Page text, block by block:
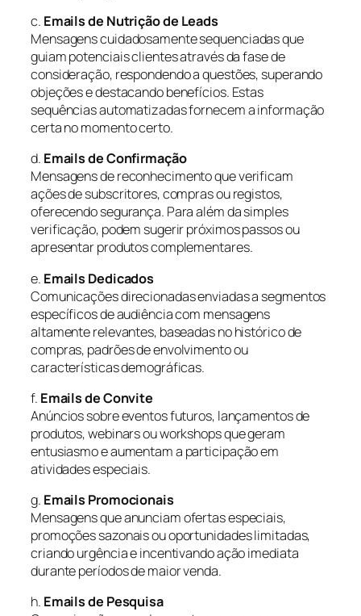
c. Emails de Nutrição de Leads
Mensagens cuidadosamente sequenciadas que
guiam potenciais clientes através da fase de
consideração, respondendo a questões, superando
objeções e destacando benefícios. Estas
sequências automatizadas fornecem a informação
certa no momento certo.
d. Emails de Confirmação
Mensagens de reconhecimento que verificam
ações de subscritores, compras ou registos,
oferecendo segurança. Para além da simples
verificação, podem sugerir próximos passos ou
apresentar produtos complementares.
e. Emails Dedicados
Comunicações direcionadas enviadas a segmentos
específicos de audiência com mensagens
altamente relevantes, baseadas no histórico de
compras, padrões de envolvimento ou
características demográficas.
f. Emails de Convite
Anúncios sobre eventos futuros, lançamentos de
produtos, webinars ou workshops que geram
entusiasmo e aumentam a participação em
atividades especiais.
g. Emails Promocionais
Mensagens que anunciam ofertas especiais,
promoções sazonais ou oportunidades limitadas,
criando urgência e incentivando ação imediata
durante períodos de maior venda.
h. Emails de Pesquisa